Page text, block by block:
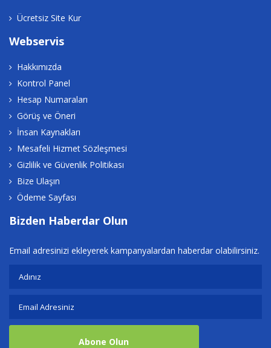
Ücretsiz Site Kur
Webservis
Hakkımızda
Kontrol Panel
Hesap Numaraları
Görüş ve Öneri
İnsan Kaynakları
Mesafeli Hizmet Sözleşmesi
Gizlilik ve Güvenlik Politikası
Bize Ulaşın
Ödeme Sayfası
Bizden Haberdar Olun
Email adresinizi ekleyerek kampanyalardan haberdar olabilirsiniz.
Abone Olun